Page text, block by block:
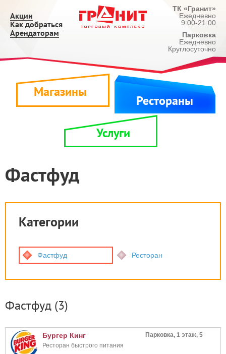
Акции
Как добраться
Арендаторам
ТК «Гранит»
Ежедневно
9:00-21:00
Парковка
Ежедневно
Круглосуточно
Магазины
Рестораны
Услуги
Фастфуд
Категории
Фастфуд Ресторан
Фастфуд (3)
Бургер Кинг
Ресторан быстрого питания
Парковка, 1 этаж, 5